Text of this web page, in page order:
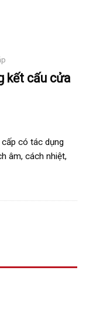
kết cấu cửa
có tác dụng
âm, cách nhiệt,